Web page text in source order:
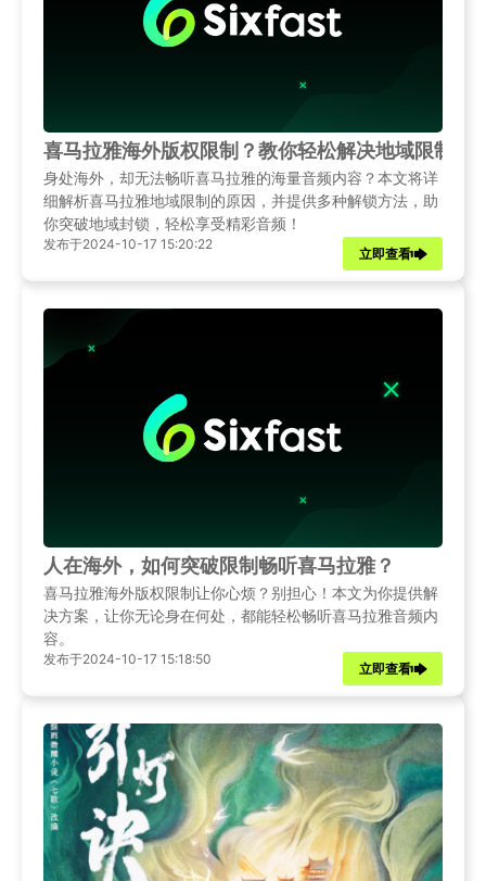
喜马拉雅海外版权限制？教你轻松解决地域限制问
身处海外，却无法畅听喜马拉雅的海量音频内容？本文将详
细解析喜马拉雅地域限制的原因，并提供多种解锁方法，助
你突破地域封锁，轻松享受精彩音频！
发布于2024-10-17 15:20:22
立即查看
人在海外，如何突破限制畅听喜马拉雅？
喜马拉雅海外版权限制让你心烦？别担心！本文为你提供解
决方案，让你无论身在何处，都能轻松畅听喜马拉雅音频内
容。
发布于2024-10-17 15:18:50
立即查看